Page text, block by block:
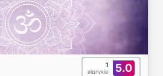
5.0
1
відгуків